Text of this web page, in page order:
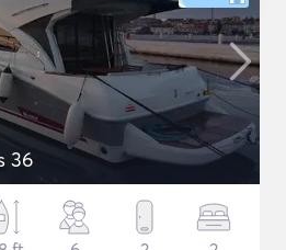
36